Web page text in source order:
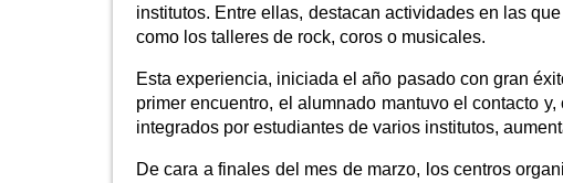
institutos. Entre ellas, destacan actividades en las
como los talleres de rock, coros o musicales.
Esta experiencia, iniciada el año pasado con gran
primer encuentro, el alumnado mantuvo el contacto
integrados por estudiantes de varios institutos,
De cara a finales del mes de marzo, los centros